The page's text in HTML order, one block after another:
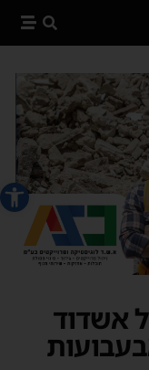
פתח
אשדוד